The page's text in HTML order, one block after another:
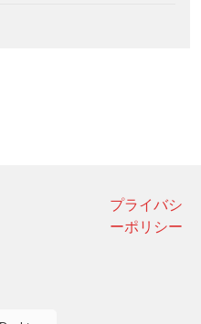
プライバシ
ーポリシー